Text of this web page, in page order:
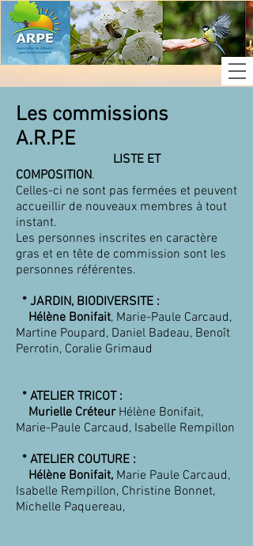
Les commissions
A.R.P.E
LISTE ET
COMPOSITION.
Celles-ci ne sont pas fermées et peuvent
accueillir de nouveaux membres à tout
instant.
Les personnes inscrites en caractère
gras et en tête de commission sont les
personnes référentes.
* JARDIN, BIODIVERSITE :
Hélène Bonifait, Marie-Paule Carcaud,
Martine Poupard, Daniel Badeau, Benoît
Perrotin, Coralie Grimaud
* ATELIER TRICOT :
Murielle CréteurHélène Bonifait,
Marie-Paule Carcaud, Isabelle Rempillon
* ATELIER COUTURE :
Hélène Bonifait, Marie Paule Carcaud,
Isabelle Rempillon, Christine Bonnet,
Michelle Paquereau,